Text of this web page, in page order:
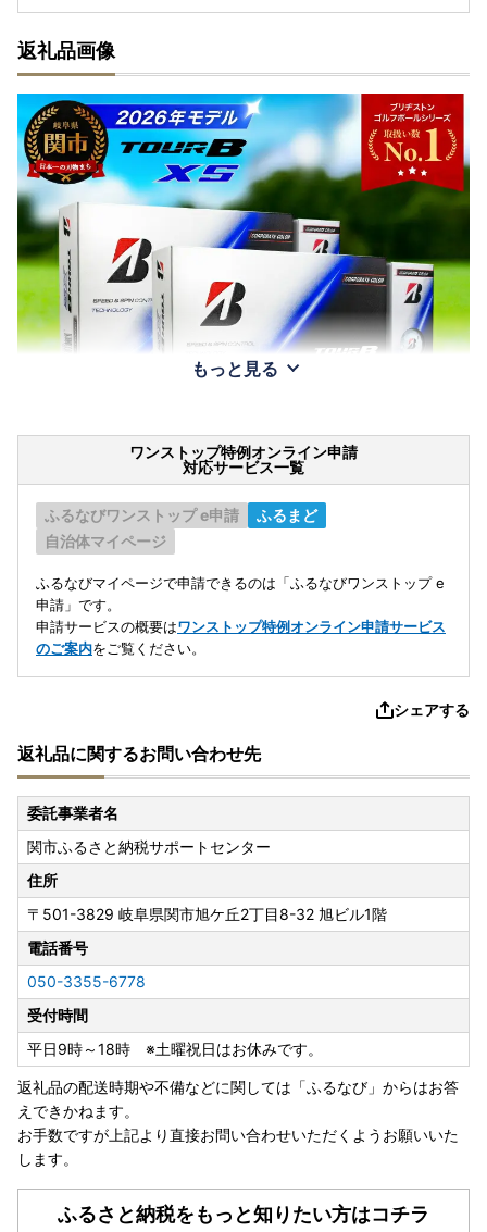
返礼品画像
もっと見る
ワンストップ特例オンライン申請
対応サービス一覧
ふるなびワンストップ e申請
ふるまど
自治体マイページ
ふるなびマイページで申請できるのは「ふるなびワンストップ e
申請」です。
申請サービスの概要はワンストップ特例オンライン申請サービス
のご案内をご覧ください。
シェアする
返礼品に関するお問い合わせ先
委託事業者名
関市ふるさと納税サポートセンター
住所
〒501-3829 岐阜県関市旭ケ丘2丁目8-32 旭ビル1階
電話番号
050-3355-6778
受付時間
平日9時～18時 ※土曜祝日はお休みです。
返礼品の配送時期や不備などに関しては「ふるなび」からはお答
えできかねます。
お手数ですが上記より直接お問い合わせいただくようお願いいた
します。
ふるさと納税をもっと知りたい方はコチラ